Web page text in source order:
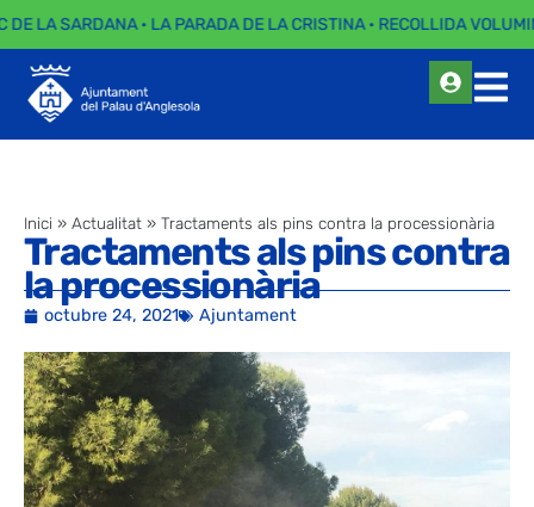
DE LA SARDANA · LA PARADA DE LA CRISTINA · RECOLLIDA
Inici » Actualitat » Tractaments als pins contra la processionària
Tractaments als pins contra
la processionària
octubre 24, 2021 Ajuntament